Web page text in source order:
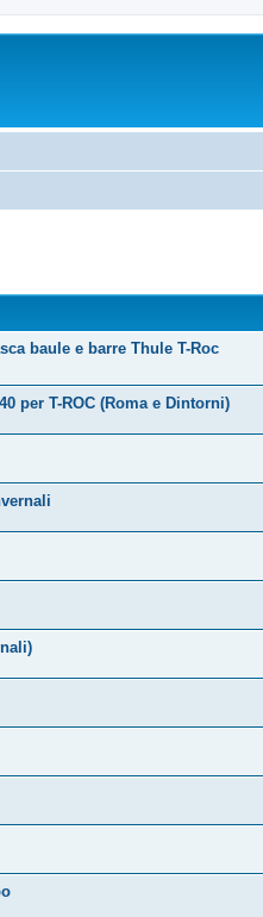
baule e barre Thule T-Roc
per T-ROC (Roma e Dintorni)